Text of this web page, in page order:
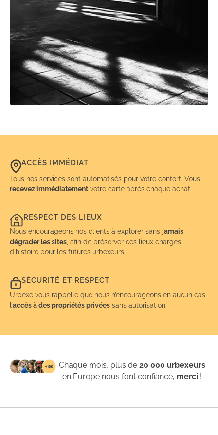
ACCÈS IMMÉDIAT
Tous nos services sont automatisés pour votre confort. Vous
recevez immédiatement votre carte après chaque achat.
RESPECT DES LIEUX
Nous encourageons nos clients à explorer sans jamais
dégrader les sites , afin de préserver ces lieux chargés
d’histoire pour les futures urbexeurs.
SÉCURITÉ ET RESPECT
Urbexe vous rappelle que nous n’encourageons en aucun cas
l’accès à des propriétés privées sans autorisation.
Chaque mois, plus de20 000 urbexeurs
en Europe nous font confiance, merci !